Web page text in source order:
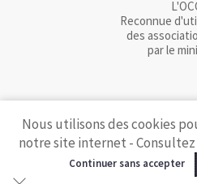
Reconnue
des
par le
Nous utilisons des cookies
notre site internet -
Continuer sans accepter